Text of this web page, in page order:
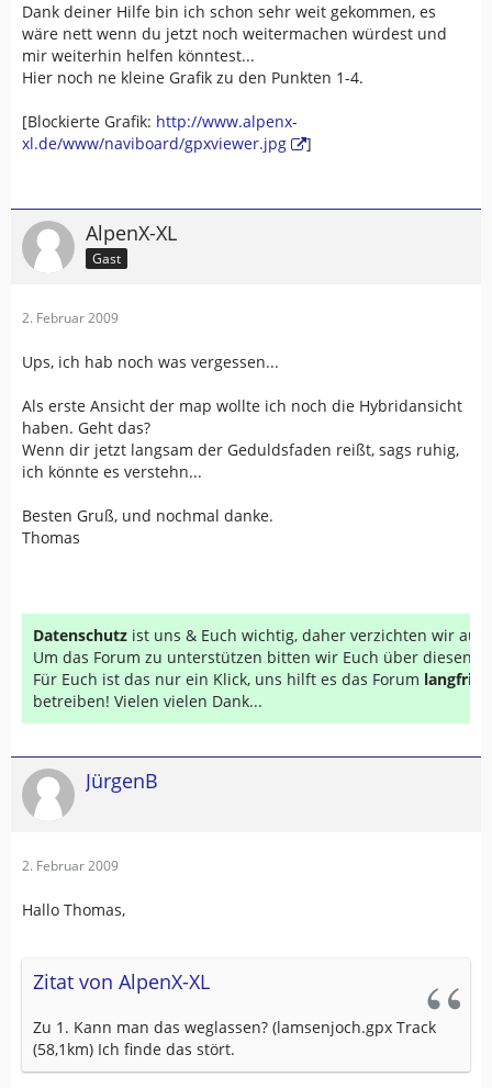
Dank deiner Hilfe bin ich schon sehr weit gekommen, es
wäre nett wenn du jetzt noch weitermachen würdest und
mir weiterhin helfen könntest...
Hier noch ne kleine Grafik zu den Punkten 1-4.
[Blockierte Grafik: http://www.alpenx-
xl.de/www/naviboard/gpxviewer.jpg
]
AlpenX-XL
Gast
2. Februar 2009
Ups, ich hab noch was vergessen...
Als erste Ansicht der map wollte ich noch die Hybridansicht
haben. Geht das?
Wenn dir jetzt langsam der Geduldsfaden reißt, sags ruhig,
ich könnte es verstehn...
Besten Gruß, und nochmal danke.
Thomas
Datenschutz ist uns & Euch wichtig, daher verzichten wir auf
Um das Forum zu unterstützen bitten wir Euch über diesen
Für Euch ist das nur ein Klick, uns hilft es das Forum
betreiben! Vielen vielen Dank...
JürgenB
2. Februar 2009
Hallo Thomas,
Zitat von AlpenX-XL
Zu 1. Kann man das weglassen? (lamsenjoch.gpx Track
(58,1km) Ich finde das stört.